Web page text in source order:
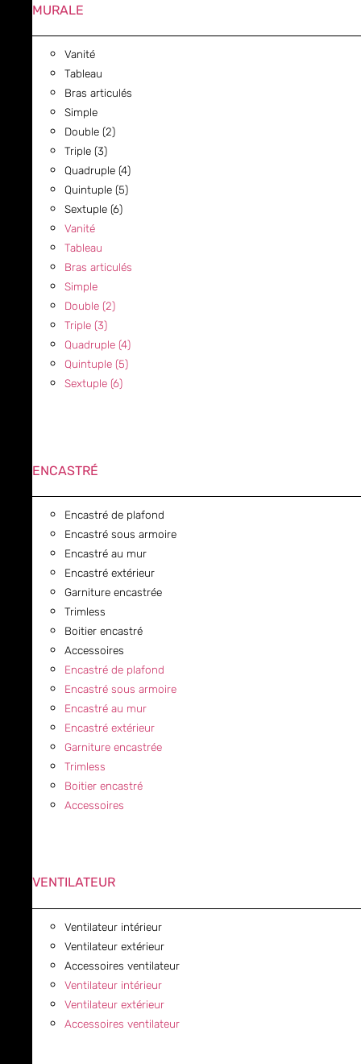
MURALE
Vanité
Tableau
Bras articulés
Simple
Double (2)
Triple (3)
Quadruple (4)
Quintuple (5)
Sextuple (6)
Vanité
Tableau
Bras articulés
Simple
Double (2)
Triple (3)
Quadruple (4)
Quintuple (5)
Sextuple (6)
ENCASTRÉ
Encastré de plafond
Encastré sous armoire
Encastré au mur
Encastré extérieur
Garniture encastrée
Trimless
Boitier encastré
Accessoires
Encastré de plafond
Encastré sous armoire
Encastré au mur
Encastré extérieur
Garniture encastrée
Trimless
Boitier encastré
Accessoires
VENTILATEUR
Ventilateur intérieur
Ventilateur extérieur
Accessoires ventilateur
Ventilateur intérieur
Ventilateur extérieur
Accessoires ventilateur